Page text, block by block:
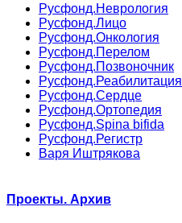
Русфонд.Неврология
Русфонд.Лицо
Русфонд.Онкология
Русфонд.Перелом
Русфонд.Позвоночник
Русфонд.Реабилитация
Русфонд.Сердце
Русфонд.Ортопедия
Русфонд.Spina bifida
Русфонд.Регистр
Варя Иштрякова
Проекты. Архив